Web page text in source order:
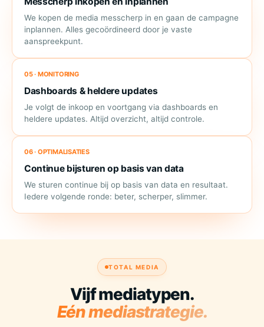
We kopen de media messcherp in en gaan de campagne
inplannen. Alles gecoördineerd door je vaste
aanspreekpunt.
05 · MONITORING
Dashboards & heldere updates
Je volgt de inkoop en voortgang via dashboards en
heldere updates. Altijd overzicht, altijd controle.
06 · OPTIMALISATIES
Continue bijsturen op basis van data
We sturen continue bij op basis van data en resultaat.
Iedere volgende ronde: beter, scherper, slimmer.
TOTAL MEDIA
Vijf mediatypen.
Eén mediastrategie.